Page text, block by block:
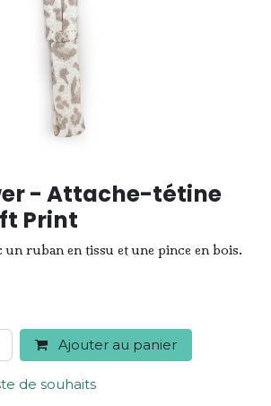
- Attache-tétine
Print
un ruban en tissu et une pince en bois.
Ajouter au panier
de souhaits